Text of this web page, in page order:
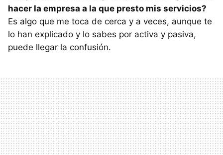
hacer la empresa a la que presto mis servicios?
Es algo que me toca de cerca y a veces, aunque te
lo han explicado y lo sabes por activa y pasiva,
puede llegar la confusión.